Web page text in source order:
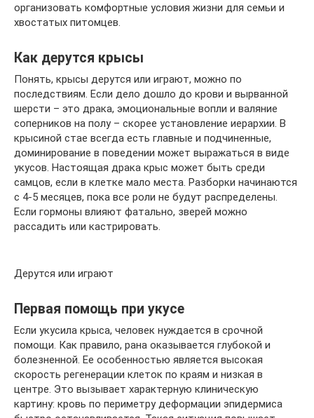
организовать комфортные условия жизни для семьи и
хвостатых питомцев.
Как дерутся крысы
Понять, крысы дерутся или играют, можно по
последствиям. Если дело дошло до крови и вырванной
шерсти – это драка, эмоциональные вопли и валяние
соперников на полу – скорее установление иерархии. В
крысиной стае всегда есть главные и подчиненные,
доминирование в поведении может выражаться в виде
укусов. Настоящая драка крыс может быть среди
самцов, если в клетке мало места. Разборки начинаются
с 4-5 месяцев, пока все роли не будут распределены.
Если гормоны влияют фатально, зверей можно
рассадить или кастрировать.
Дерутся или играют
Первая помощь при укусе
Если укусила крыса, человек нуждается в срочной
помощи. Как правило, рана оказывается глубокой и
болезненной. Ее особенностью является высокая
скорость регенерации клеток по краям и низкая в
центре. Это вызывает характерную клиническую
картину: кровь по периметру деформации эпидермиса